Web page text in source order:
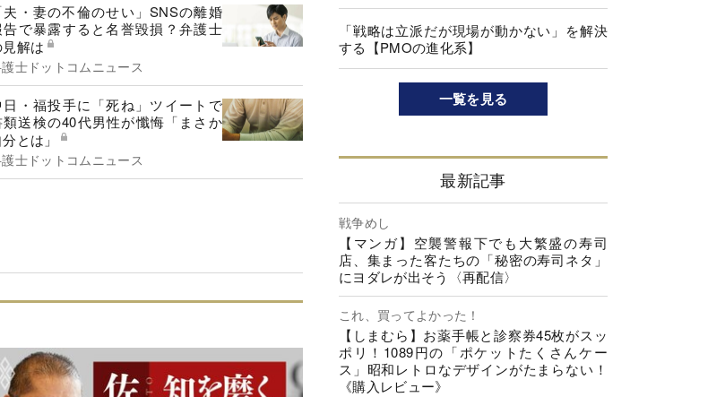
夫・妻の不倫のせい」SNSの離婚
告で暴露すると名誉毀損？弁護士
解は
士ドットコムニュース
日・福投手に「死ね」ツイートで
類送検の40代男性が懺悔「まさか
とは」
士ドットコムニュース
「戦略は立派だが現場が動かない」を解決
する【PMOの進化系】
一覧を見る
最新記事
戦争めし
【マンガ】空襲警報下でも大繁盛の寿司
店、集まった客たちの「秘密の寿司ネタ」
にヨダレが出そう〈再配信〉
これ、買ってよかった！
【しまむら】お薬手帳と診察券45枚がスッ
ポリ！1089円の「ポケットたくさんケー
ス」昭和レトロなデザインがたまらない！
《購入レビュー》